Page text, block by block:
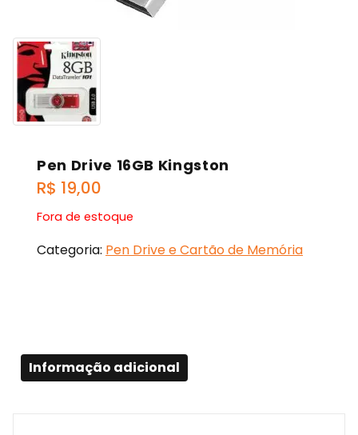
Pen Drive 16GB Kingston
R$ 19,00
Fora de estoque
Categoria: Pen Drive e Cartão de Memória
Informação adicional